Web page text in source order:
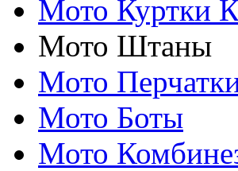
Мото Куртки
Мото Штаны
Мото
Мото Боты
Мото